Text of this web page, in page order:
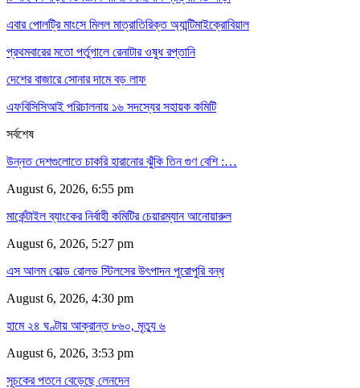
এবার পোলট্রি মাংসে মিলল মাত্রাতিরিক্ত অ্যান্টিমাইক্রোবিয়াল
প্রথমবারের মতো পর্তুগালে রেনাটার ওষুধ রপ্তানি
দেশের বাজারে সোনার দামে বড় লাফ
এফবিসিসিআই পরিচালনায় ১৬ সদস্যের সহায়ক কমিটি
সর্বশেষ
উন্নত দেশগুলোতে চাকরি হারানোর ঝুঁকি তিন গুণ বেশি :…
August 6, 2026, 6:55 pm
মার্কেন্টাইল ব্যাংকের নির্বাহী কমিটির চেয়ারম্যান আনোয়ারুল
August 6, 2026, 5:27 pm
এস আলম কোল্ড রোলড স্টিলসের উৎপাদন পুরোপুরি বন্ধ
August 6, 2026, 4:30 pm
হামে ২৪ ঘণ্টায় আক্রান্ত ৮৬০, মৃত্যু ৬
August 6, 2026, 3:53 pm
সূচকের পতনে বেড়েছে লেনদেন